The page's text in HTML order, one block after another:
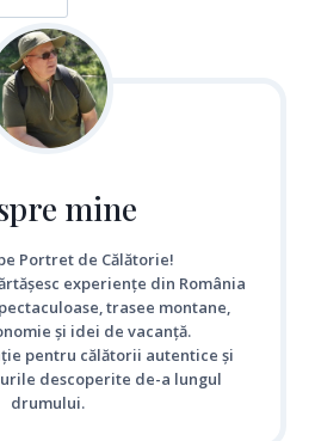
mine
Portret de Călătorie!
experiențe din România
trasee montane,
și idei de vacanță.
pentru călătorii autentice și
descoperite de-a lungul
drumului.